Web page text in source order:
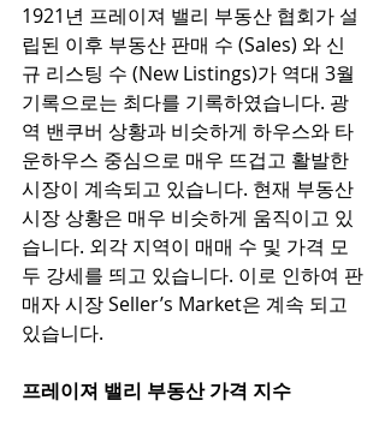
1921년 프레이져 밸리 부동산 협회가 설
립된 이후 부동산 판매 수 (Sales) 와 신
규 리스팅 수 (New Listings)가 역대 3월
기록으로는 최다를 기록하였습니다. 광
역 밴쿠버 상황과 비슷하게 하우스와 타
운하우스 중심으로 매우 뜨겁고 활발한
시장이 계속되고 있습니다. 현재 부동산
시장 상황은 매우 비슷하게 움직이고 있
습니다. 외각 지역이 매매 수 및 가격 모
두 강세를 띄고 있습니다. 이로 인하여 판
매자 시장 Seller’s Market은 계속 되고
있습니다.
프레이져 밸리 부동산 가격 지수